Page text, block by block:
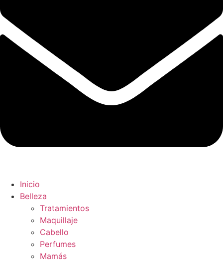
Inicio
Belleza
Tratamientos
Maquillaje
Cabello
Perfumes
Mamás